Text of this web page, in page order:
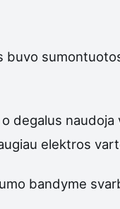
elektros
bandyme